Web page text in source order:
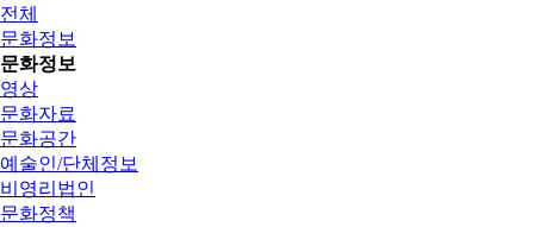
전체
문화정보
문화정보
영상
문화자료
문화공간
예술인/단체정보
비영리법인
문화정책